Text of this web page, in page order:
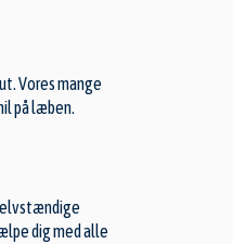
Vores mange
på læben.
dig med alle